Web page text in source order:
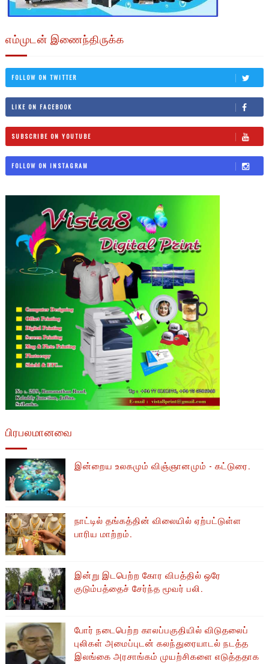
எம்முடன் இணைந்திருக்க
FOLLOW ON TWITTER
LIKE ON FACEBOOK
SUBSCRIBE ON YOUTUBE
FOLLOW ON INSTAGRAM
பிரபலமானவை
இன்றைய உலகமும் விஞ்ஞானமும் - கட்டுரை.
நாட்டில் தங்கத்தின் விலையில் ஏற்பட்டுள்ள
பாரிய மாற்றம்.
இன்று இடபெற்ற கோர விபத்தில் ஒரே
குடும்பத்தைச் சேர்ந்த மூவர் பலி.
போர் நடைபெற்ற காலப்பகுதியில் ​​விடுதலைப்
புலிகள் அமைப்புடன் கலந்துரையாடல் நடத்த
இலங்கை அரசாங்கம் முயற்சிகளை எடுத்ததாக